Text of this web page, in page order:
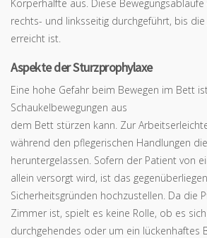
Körperhälfte aus. Diese
rechts- und linksseitig durchgeführt, bis
erreicht ist.
Aspekte der Sturzprophylaxe
Eine hohe Gefahr beim Bewegen im Bett
Schaukelbewegungen aus
dem Bett stürzen kann. Zur
während den pflegerischen Handlungen
heruntergelassen. Sofern der Patient von
allein versorgt wird, ist das
Sicherheitsgründen hochzustellen. Da die
Zimmer ist, spielt es keine Rolle, ob es
durchgehendes oder um ein lückenhaftes